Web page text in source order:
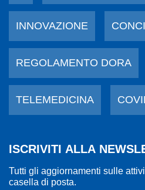
INNOVAZIONE
REGOLAMENTO DORA
TELEMEDICINA
ISCRIVITI ALLA
Tutti gli aggiornamenti sulle
casella di posta.